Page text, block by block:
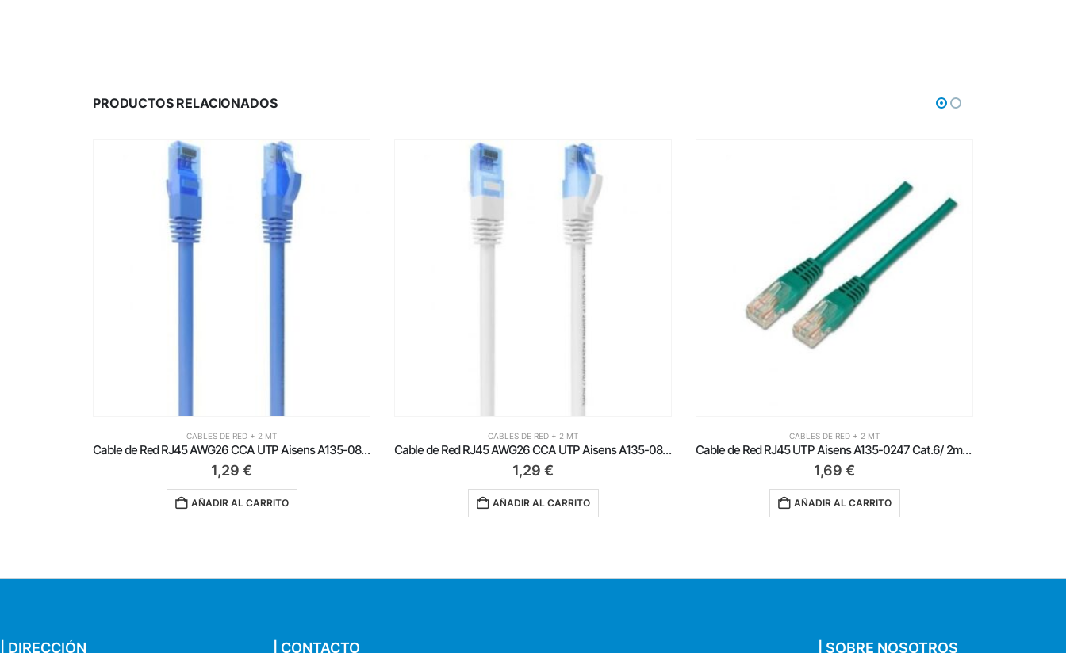
PRODUCTOS RELACIONADOS
CABLES DE RED + 2 MT
Cable de Red RJ45 AWG26 CCA UTP Aisens A135-0821 Cat.6/ 2m/ Blanco
1,29 €
AÑADIR AL CARRITO
CABLES DE RED + 2 MT
Cable de Red RJ45 UTP Aisens A135-0247 Cat.6/ 2m/ Verde
1,69 €
AÑADIR AL CARRITO
CABLES DE RED + 2 MT
Cable de Red RJ45 AWG26 CCA UTP Aisens A135-0777 Cat.6/ 2m/ Gris
1,29 €
AÑADIR AL CARRITO
| DIRECCIÓN | CONTACTO | SOBRE NOSOTROS